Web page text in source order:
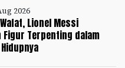
2026
Lionel Messi
Figur Terpenting dalam